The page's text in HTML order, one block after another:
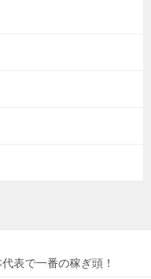
表で一番の稼ぎ頭！